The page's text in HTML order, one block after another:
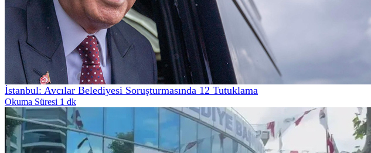
İstanbul: Avcılar Belediyesi Soruşturmasında 12 Tutuklama
Okuma Süresi 1 dk